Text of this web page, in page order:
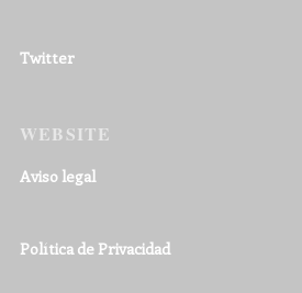
Twitter
WEBSITE
Aviso legal
Política de Privacidad